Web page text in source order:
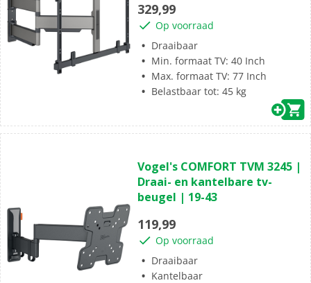
sterren.
47
beoordelingen
329,99
Op voorraad
Draaibaar
Min. formaat TV: 40 Inch
Max. formaat TV: 77 Inch
Belastbaar tot: 45 kg
van
de
5
37
beoordelingen
Vogel's COMFORT TVM 3245 |
Draai- en kantelbare tv-
beugel | 19-43
119,99
Op voorraad
Draaibaar
Kantelbaar